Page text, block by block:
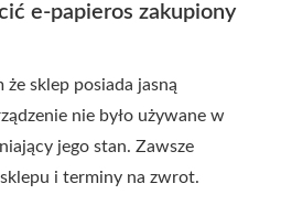
e-papieros zakupiony
sklep posiada jasną
nie było używane w
jego stan. Zawsze
i terminy na zwrot.